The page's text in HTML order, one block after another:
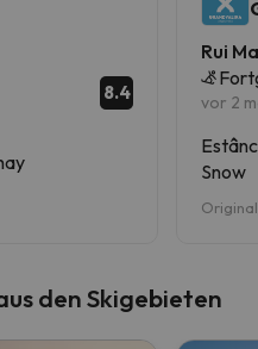
8.4
Rui
vor 2
Snow
den Skigebieten